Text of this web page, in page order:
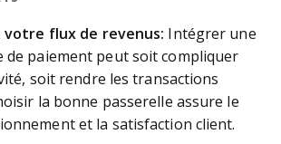
votre flux de revenus:
Intégrer une
de paiement peut soit compliquer
soit rendre les transactions
la bonne passerelle assure le
et la satisfaction client.